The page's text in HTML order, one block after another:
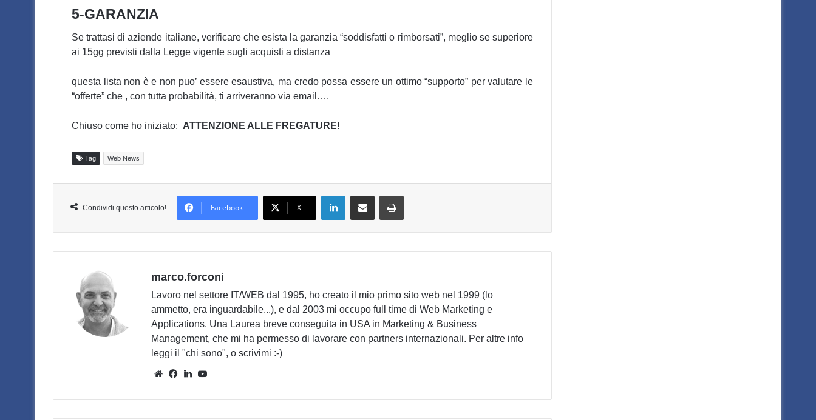
5-GARANZIA
Se trattasi di aziende italiane, verificare che esista la garanzia “soddisfatti o rimborsati”, meglio se superiore
ai 15gg previsti dalla Legge vigente sugli acquisti a distanza
questa lista non è e non puo’ essere esaustiva, ma credo possa essere un ottimo “supporto” per valutare le
“offerte” che , con tutta probabilità, ti arriveranno via email….
Chiuso come ho iniziato: ATTENZIONE ALLE FREGATURE!
Tag Web News
Condividi questo articolo! Facebook X
LinkedInCondividi via email Stampa
marco.forconi
Lavoro nel settore IT/WEB dal 1995, ho creato il mio primo sito web nel 1999 (lo
ammetto, era inguardabile...), e dal 2003 mi occupo full time di Web Marketing e
Applications. Una Laurea breve conseguita in USA in Marketing & Business
Management, che mi ha permesso di lavorare con partners internazionali. Per altre info
leggi il "chi sono", o scrivimi :-)
WebsiteFacebook
LinkedIn